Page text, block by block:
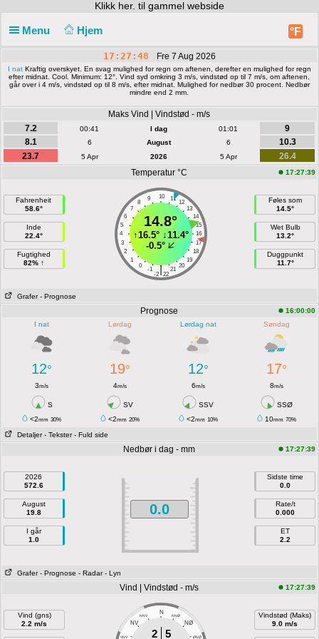
Klikk her. til gammel webside
Menu Hjem °F
17:27:48 Fre 7 Aug 2026
I natKraftig overskyet. En svag mulighed for regn om aftenen, derefter en mulighed for regn
efter midnat. Cool. Minimum: 12°. Vind syd omkring 3 m/s, vindstød op til 7 m/s, om aftenen,
går over i 4 m/s, vindstød op til 8 m/s, efter midnat. Mulighed for nedbør 30 procent. Nedbør
mindre end 2 mm.
Maks Vind | Vindstød - m/s
7.2
00:41 I dag 01:01
9
8.1
6 August 6
10.3
23.7
5 Apr 2026 5 Apr
26.4
Temperatur °C
17:27:39
Fahrenheit
58.6°
Inde
22.4°
Fugtighed
82% ↑
10
9 11
8
12
7
13
6
14
5
15
4
16
3
17
2
18
1
19
0
20
-1 21
|
-2 22
14.8°
↑16.5°↓11.4°
-0.5°
Føles som
14.5°
Wet Bulb
13.2°
Duggpunkt
11.7°
Grafer - Prognose
Prognose
16:00:00
I nat
Lørdag Lørdag nat Søndag
12° 19° 12° 17°
3m/s 4m/s 6m/s 8m/s
S SV SSV
SSØ
<2mm 30% <2mm 20% <2mm 10% 10mm 70%
Detaljer - Tekster - Fuld side
Nedbør i dag - mm 17:27:39
2026
572.6
August
19.8
I går
1.0
0.0
Sidste time
0.0
Rate/t
0.000
ET
2.2
Grafer - Prognose - Radar - Lyn
Vind | Vindstød - m/s 17:27:39
Vind (gns)
2.2 m/s
N
NNV NNØ
NV NØ
VNV ØNØ
2 5
Vindstød (Maks)
9.0 m/s